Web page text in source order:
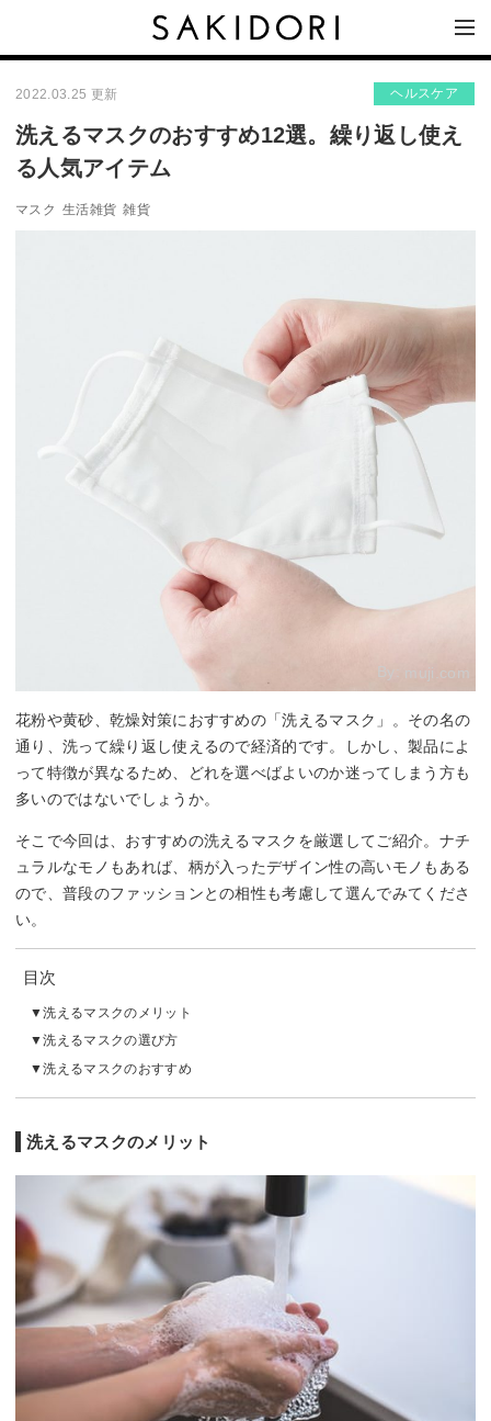
2022.03.25 更新 ヘルスケア
洗えるマスクのおすすめ12選。繰り返し使え
る人気アイテム
マスク 生活雑貨 雑貨
By: muji.com
花粉や黄砂、乾燥対策におすすめの「洗えるマスク」。その名の
通り、洗って繰り返し使えるので経済的です。しかし、製品によ
って特徴が異なるため、どれを選べばよいのか迷ってしまう方も
多いのではないでしょうか。
そこで今回は、おすすめの洗えるマスクを厳選してご紹介。ナチ
ュラルなモノもあれば、柄が入ったデザイン性の高いモノもある
ので、普段のファッションとの相性も考慮して選んでみてくださ
い。
目次
洗えるマスクのメリット
洗えるマスクの選び方
洗えるマスクのおすすめ
洗えるマスクのメリット